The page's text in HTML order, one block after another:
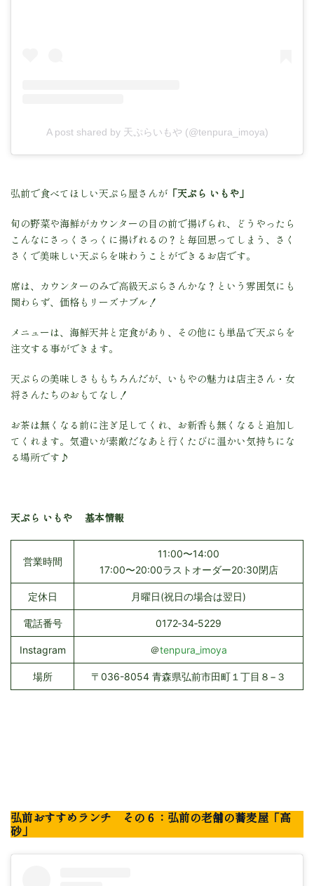
A post shared by 天ぷらいもや (@tenpura_imoya)
弘前で食べてほしい天ぷら屋さんが 「天ぷら いもや」
旬の野菜や海鮮がカウンターの目の前で揚げられ、どうやったら
こんなにさっくさっくに揚げれるの？と毎回思ってしまう、さく
さくで美味しい天ぷらを味わうことができるお店です。
席は、カウンターのみで高級天ぷらさんかな？という雰囲気にも
関わらず、価格もリーズナブル！
メニューは、海鮮天丼と定食があり、その他にも単品で天ぷらを
注文する事ができます。
天ぷらの美味しさももちろんだが、いもやの魅力は店主さん・女
将さんたちのおもてなし！
お茶は無くなる前に注ぎ足してくれ、お新香も無くなると追加し
てくれます。気遣いが素敵だなあと行くたびに温かい気持ちにな
る場所です♪
天ぷら いもや 基本情報
営業時間
11:00〜14:00
17:00〜20:00ラストオーダー20:30閉店
定休日 月曜日(祝日の場合は翌日)
電話番号 0172‐34‐5229
Instagram ＠tenpura_imoya
場所 〒036-8054 青森県弘前市田町１丁目８−３
弘前おすすめランチ その６：弘前の老舗の蕎麦屋「高
砂」